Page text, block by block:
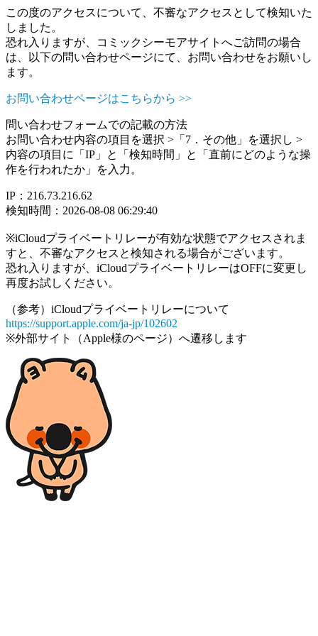
この度のアクセスについて、不審なアクセスとして検知いた
しました。
恐れ入りますが、コミックシーモアサイトへご訪問の場合
は、以下の問い合わせページにて、お問い合わせをお願いし
ます。
お問い合わせページはこちらから >>
問い合わせフォームでの記載の方法
お問い合わせ内容の項目を選択 >「7．その他」を選択し >
内容の項目に「IP」と「検知時間」と「直前にどのような操
作を行われたか」を入力。
IP：216.73.216.62
検知時間：2026-08-08 06:29:40
※iCloudプライベートリレーが有効な状態でアクセスされま
すと、不審なアクセスと検知される場合がございます。
恐れ入りますが、iCloudプライベートリレーはOFFに変更し
再度お試しください。
（参考）iCloudプライベートリレーについて
https://support.apple.com/ja-jp/102602
※外部サイト（Apple様のページ）へ遷移します